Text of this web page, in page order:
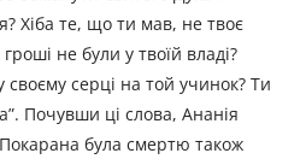
Хіба те, що ти мав, не твоє
не були у твоїй владі?
серці на той учинок? Ти
Почувши ці слова, Ананія
була смертю також